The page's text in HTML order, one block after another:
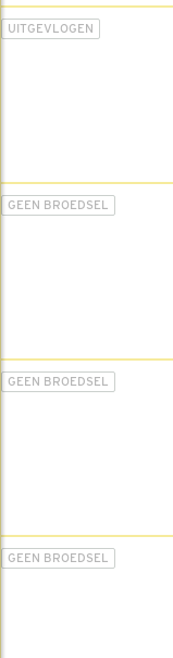
UITGEVLOGEN
GEEN BROEDSEL
GEEN BROEDSEL
GEEN BROEDSEL